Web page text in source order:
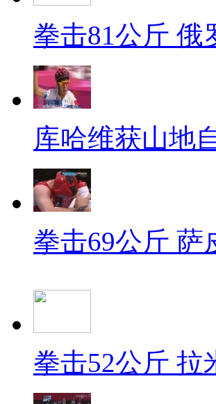
拳击81公斤 俄
库哈维获山地
拳击69公斤 萨
拳击52公斤 拉